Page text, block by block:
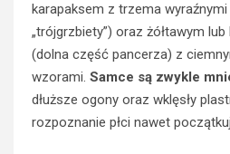
karapaksem z trzema
„trójgrzbiety”) oraz żółtawym
(dolna część pancerza) z
wzorami. Samce są zwykle
dłuższe ogony oraz wklęsły
rozpoznanie płci nawet